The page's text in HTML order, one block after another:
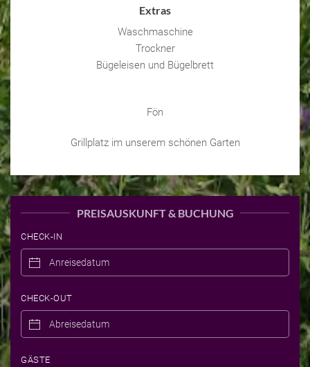
Extras
Waschmaschine
Trockner
Bügeleisen und Bügelbrett
Fön
Grillplatz im unserem schönen Garten
PREISAUSKUNFT & BUCHUNG
CHECK-IN
CHECK-OUT
GÄSTE